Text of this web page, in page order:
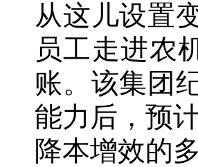
从这儿设置
员工走进农
账。该集团
能力后，预
降本增效的